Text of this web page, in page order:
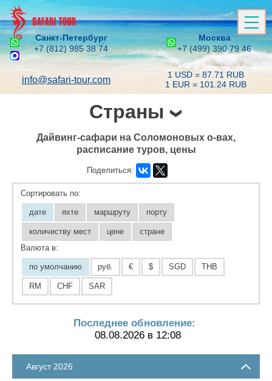
Санкт-Петербург
+7 (812) 985 38 74
Москва
+7 (499) 390 79 46
info@safari-tour.com
1 USD = 87.71 RUB
1 EUR = 101.24 RUB
Страны
Дайвинг-сафари на Соломоновых о-вах,
расписание туров, цены
Поделиться:
Сортировать по:
дате яхте маршруту порту
количеству мест цене
стране
Валюта в:
по умолчанию руб. € $ SGD THB
RM CHF SAR
Последнее обновление:
08.08.2026 в 12:08
Август 2026